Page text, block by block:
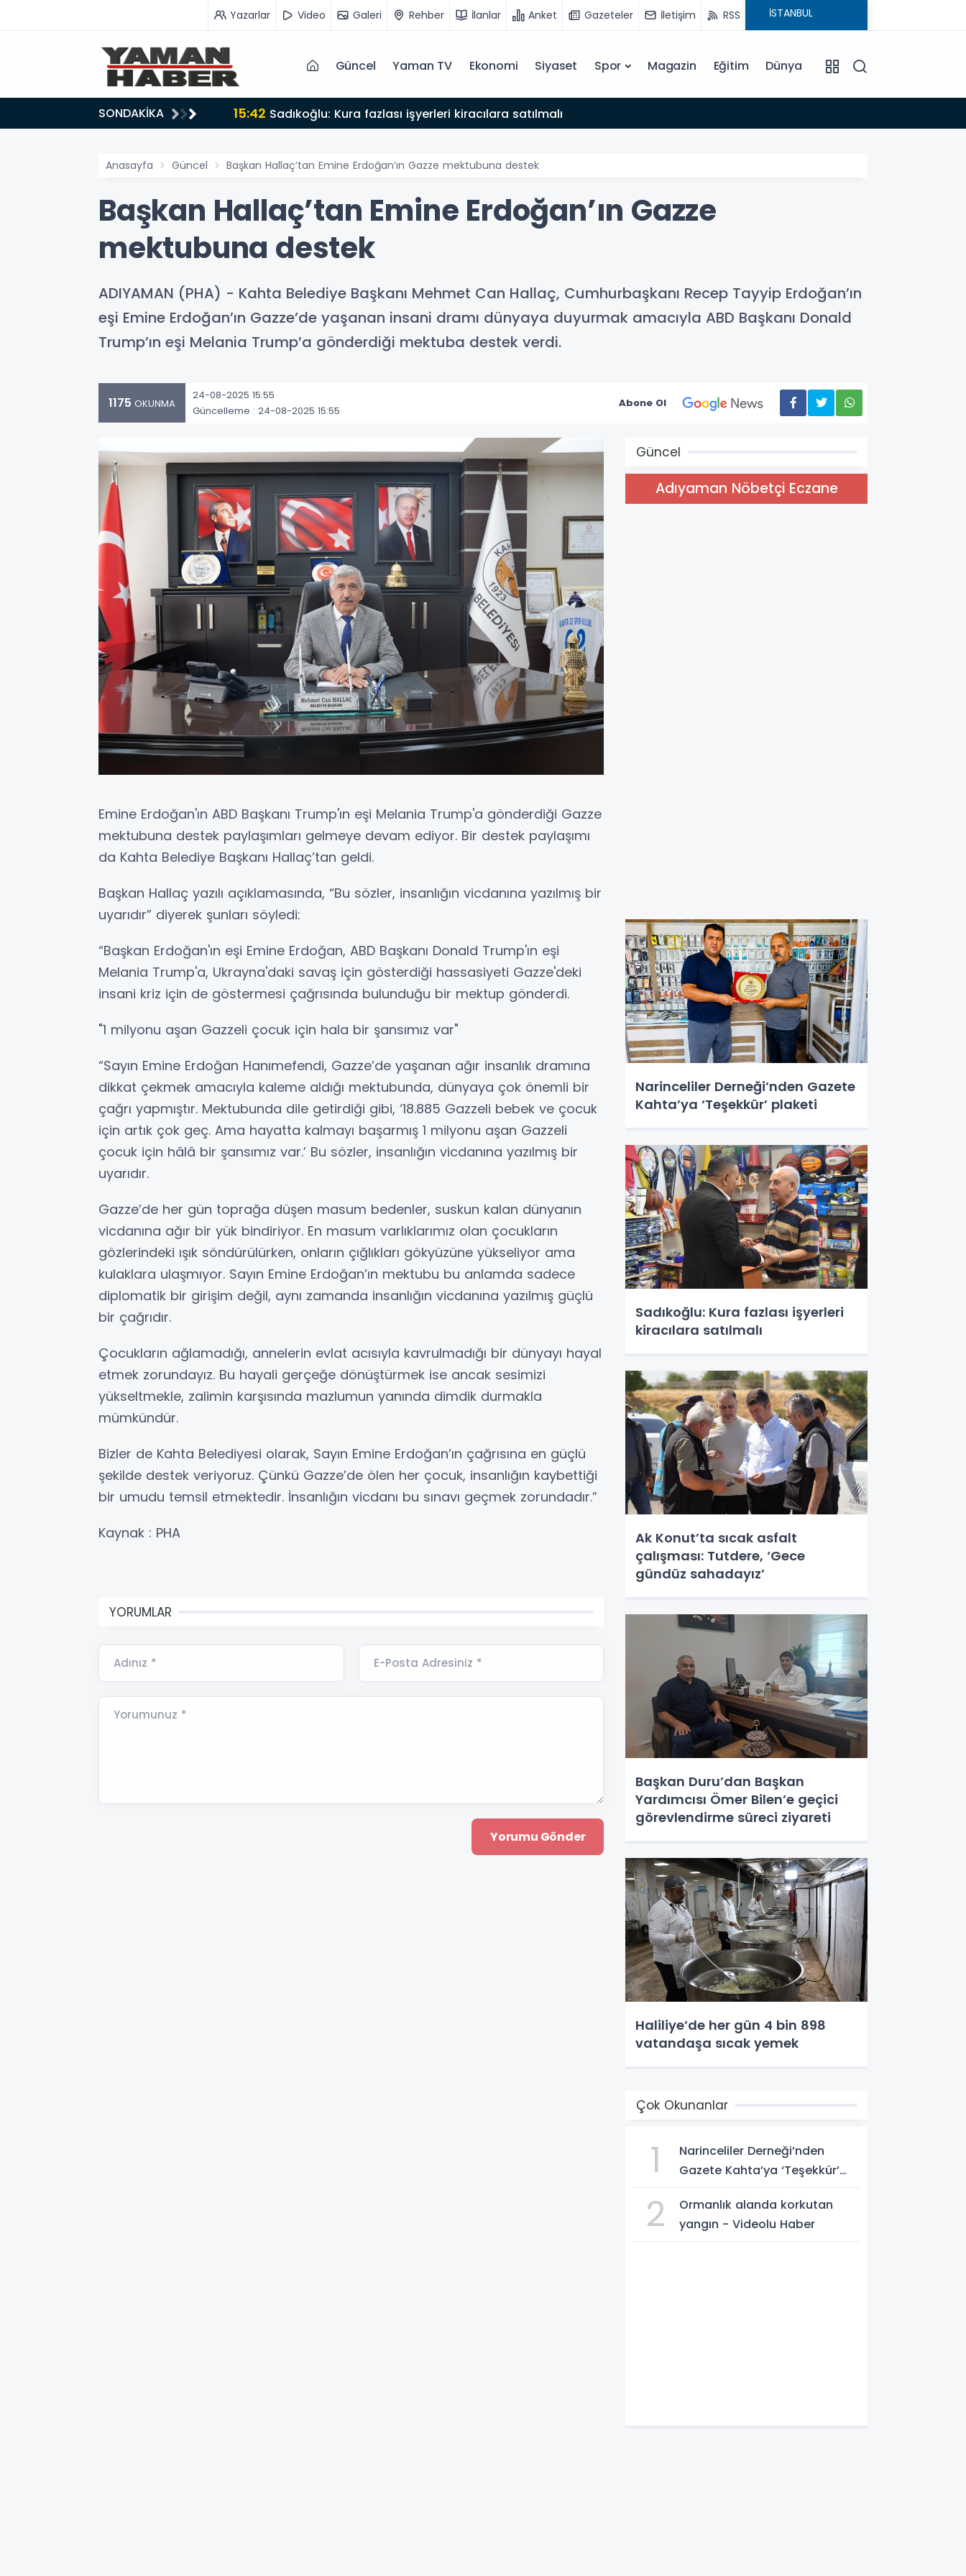
Yazarlar Video Galeri Rehber İlanlar Anket Gazeteler İletişim RSS
Güncel Yaman TV Ekonomi Siyaset Spor Magazin Eğitim Dünya
SONDAKİKA
tarafında olmayı seçtim’ 15:42 Sadıkoğlu: Kura fazlası işyerleri kiracılara satılmalı
Anasayfa Güncel Başkan Hallaç’tan Emine Erdoğan’ın Gazze mektubuna destek
Başkan Hallaç’tan Emine Erdoğan’ın Gazze
mektubuna destek
ADIYAMAN (PHA) - Kahta Belediye Başkanı Mehmet Can Hallaç, Cumhurbaşkanı Recep Tayyip Erdoğan’ın
eşi Emine Erdoğan’ın Gazze’de yaşanan insani dramı dünyaya duyurmak amacıyla ABD Başkanı Donald
Trump’ın eşi Melania Trump’a gönderdiği mektuba destek verdi.
1175 OKUNMA
24-08-2025 15:55
Güncelleme : 24-08-2025 15:55
Abone Ol
Emine Erdoğan'ın ABD Başkanı Trump'ın eşi Melania Trump'a gönderdiği Gazze
mektubuna destek paylaşımları gelmeye devam ediyor. Bir destek paylaşımı
da Kahta Belediye Başkanı Hallaç’tan geldi.
Başkan Hallaç yazılı açıklamasında, “Bu sözler, insanlığın vicdanına yazılmış bir
uyarıdır” diyerek şunları söyledi:
“Başkan Erdoğan'ın eşi Emine Erdoğan, ABD Başkanı Donald Trump'ın eşi
Melania Trump'a, Ukrayna'daki savaş için gösterdiği hassasiyeti Gazze'deki
insani kriz için de göstermesi çağrısında bulunduğu bir mektup gönderdi.
"1 milyonu aşan Gazzeli çocuk için hala bir şansımız var"
“Sayın Emine Erdoğan Hanımefendi, Gazze’de yaşanan ağır insanlık dramına
dikkat çekmek amacıyla kaleme aldığı mektubunda, dünyaya çok önemli bir
çağrı yapmıştır. Mektubunda dile getirdiği gibi, ‘18.885 Gazzeli bebek ve çocuk
için artık çok geç. Ama hayatta kalmayı başarmış 1 milyonu aşan Gazzeli
çocuk için hâlâ bir şansımız var.’ Bu sözler, insanlığın vicdanına yazılmış bir
uyarıdır.
Gazze’de her gün toprağa düşen masum bedenler, suskun kalan dünyanın
vicdanına ağır bir yük bindiriyor. En masum varlıklarımız olan çocukların
gözlerindeki ışık söndürülürken, onların çığlıkları gökyüzüne yükseliyor ama
kulaklara ulaşmıyor. Sayın Emine Erdoğan’ın mektubu bu anlamda sadece
diplomatik bir girişim değil, aynı zamanda insanlığın vicdanına yazılmış güçlü
bir çağrıdır.
Çocukların ağlamadığı, annelerin evlat acısıyla kavrulmadığı bir dünyayı hayal
etmek zorundayız. Bu hayali gerçeğe dönüştürmek ise ancak sesimizi
yükseltmekle, zalimin karşısında mazlumun yanında dimdik durmakla
mümkündür.
Bizler de Kahta Belediyesi olarak, Sayın Emine Erdoğan’ın çağrısına en güçlü
şekilde destek veriyoruz. Çünkü Gazze’de ölen her çocuk, insanlığın kaybettiği
bir umudu temsil etmektedir. İnsanlığın vicdanı bu sınavı geçmek zorundadır.”
Kaynak : PHA
YORUMLAR
Adınız * E-Posta Adresiniz *
Yorumunuz *
Güncel
Adıyaman Nöbetçi Eczane
Narinceliler Derneği’nden Gazete
Kahta’ya ‘Teşekkür’ plaketi
Sadıkoğlu: Kura fazlası işyerleri
kiracılara satılmalı
Ak Konut’ta sıcak asfalt
çalışması: Tutdere, ‘Gece
gündüz sahadayız’
Başkan Duru’dan Başkan
Yardımcısı Ömer Bilen’e geçici
görevlendirme süreci ziyareti
Haliliye’de her gün 4 bin 898
vatandaşa sıcak yemek
Çok Okunanlar
1
Narinceliler Derneği’nden
Gazete Kahta’ya ‘Teşekkür’
2
Ormanlık alanda korkutan
yangın - Videolu Haber